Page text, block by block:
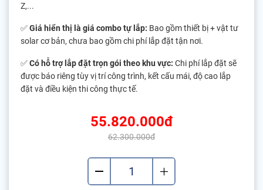
Z,...
✅Giá hiển thị là giá combo tự lắp: Bao gồm thiết bị + vật tư
solar cơ bản, chưa bao gồm chi phí lắp đặt tận nơi.
✅Có hỗ trợ lắp đặt trọn gói theo khu vực: Chi phí lắp đặt sẽ
được báo riêng tùy vị trí công trình, kết cấu mái, độ cao lắp
đặt và điều kiện thi công thực tế.
55.820.000đ
62.300.000đ